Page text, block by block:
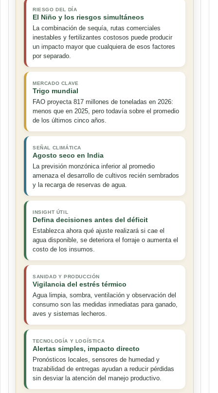
RIESGO DEL DÍA
El Niño y los riesgos simultáneos
La combinación de sequía, rutas comerciales
inestables y fertilizantes costosos puede producir
un impacto mayor que cualquiera de esos factores
por separado.
MERCADO CLAVE
Trigo mundial
FAO proyecta 817 millones de toneladas en 2026:
menos que en 2025, pero todavía sobre el promedio
de los últimos cinco años.
SEÑAL CLIMÁTICA
Agosto seco en India
La previsión monzónica inferior al promedio
amenaza el desarrollo de cultivos recién sembrados
y la recarga de reservas de agua.
INSIGHT ÚTIL
Defina decisiones antes del déficit
Establezca ahora qué ajuste realizará si cae el
agua disponible, se deteriora el forraje o aumenta el
costo de los insumos.
SANIDAD Y PRODUCCIÓN
Vigilancia del estrés térmico
Agua limpia, sombra, ventilación y observación del
consumo son las medidas inmediatas para ganado,
aves y sistemas lecheros.
TECNOLOGÍA Y LOGÍSTICA
Alertas simples, impacto directo
Pronósticos locales, sensores de humedad y
trazabilidad de entregas ayudan a reducir pérdidas
sin desviar la atención del manejo productivo.